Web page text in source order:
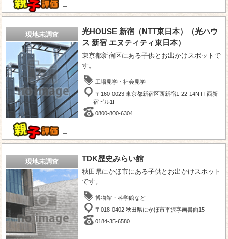
－
現地未調査
－
光HOUSE 新宿（NTT東日本）（光ハウ
ス 新宿 エヌティティ東日本）
東京都新宿区にある子供とお出かけスポットで
す。
工場見学・社会見学
〒160-0023 東京都新宿区西新宿1-22-14NTT西新
宿ビル1F
0800-800-6304
現地未調査 TDK歴史みらい館
秋田県にかほ市にある子供とお出かけスポット
です。
博物館・科学館など
〒018-0402 秋田県にかほ市平沢字画書面15
0184-35-6580